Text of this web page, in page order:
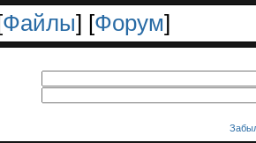
Файлы] [Форум]